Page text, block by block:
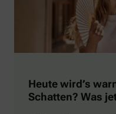
Heute wird’s
Schatten? Was